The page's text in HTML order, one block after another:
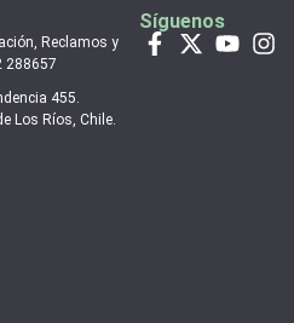
Reclamos y
288657
455.
Los Ríos, Chile.
Síguenos